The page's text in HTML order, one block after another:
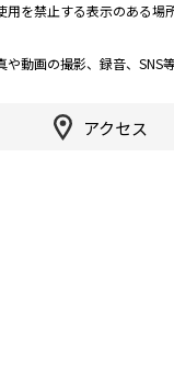
アクセス
を禁止する表示のある場
動画の撮影、録音、SNS